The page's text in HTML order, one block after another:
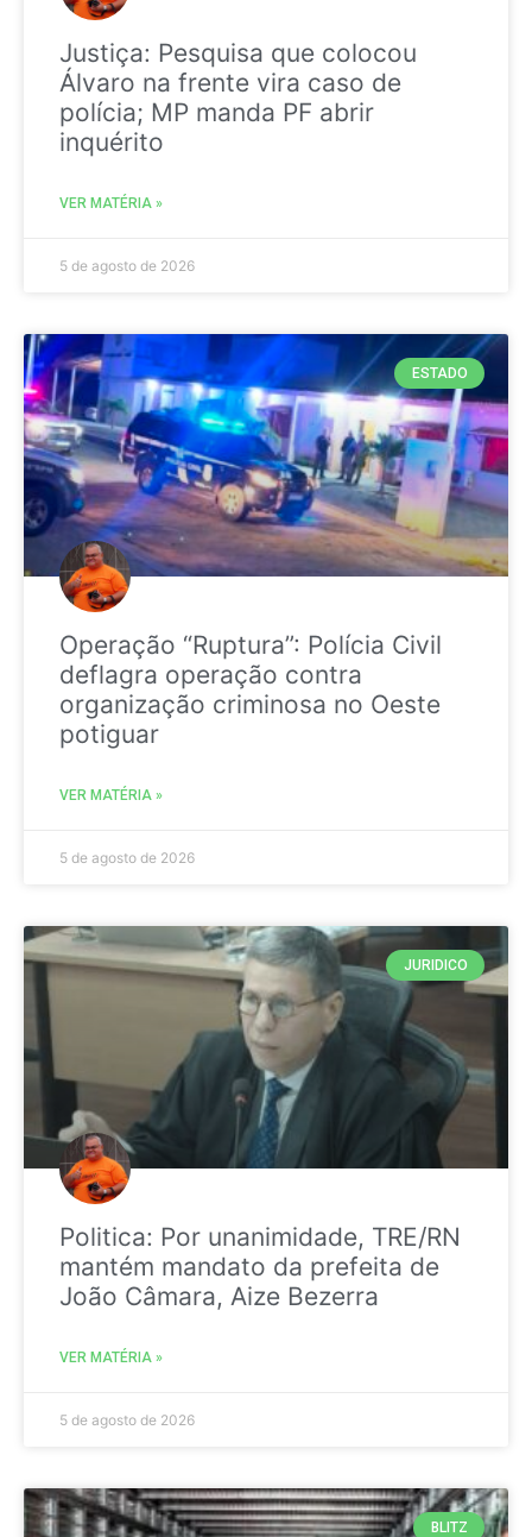
Justiça: Pesquisa que colocou
Álvaro na frente vira caso de
polícia; MP manda PF abrir
inquérito
VER MATÉRIA »
5 de agosto de 2026
ESTADO
Operação “Ruptura”: Polícia Civil
deflagra operação contra
organização criminosa no Oeste
potiguar
VER MATÉRIA »
5 de agosto de 2026
JURIDICO
Politica: Por unanimidade, TRE/RN
mantém mandato da prefeita de
João Câmara, Aize Bezerra
VER MATÉRIA »
5 de agosto de 2026
BLITZ